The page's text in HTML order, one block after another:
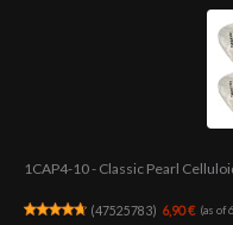
1CAP4-10 - Classic Pearl
(47525783) 6,90 € (as of